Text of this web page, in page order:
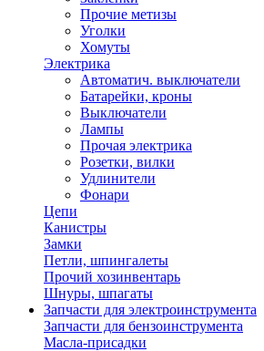
Прочие метизы
Уголки
Хомуты
Электрика
Автоматич. выключатели
Батарейки, кроны
Выключатели
Лампы
Прочая электрика
Розетки, вилки
Удлинители
Фонари
Цепи
Канистры
Замки
Петли, шпингалеты
Прочий хозинвентарь
Шнуры, шпагаты
Запчасти для электроинструмента
Запчасти для бензоинструмента
Масла-присадки